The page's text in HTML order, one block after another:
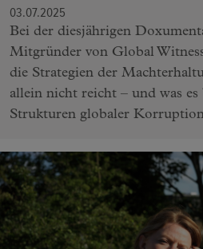
03.07.2025
Bei der diesjährigen
Mitgründer von Global
die Strategien der
allein nicht reicht – und was
Strukturen globaler